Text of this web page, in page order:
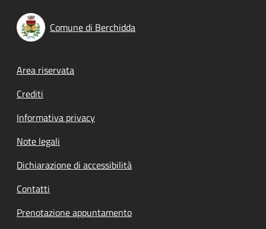
Comune di Berchidda
Footer menu
Area riservata
Crediti
Informativa privacy
Note legali
Dichiarazione di accessibilità
Contatti
Prenotazione appuntamento